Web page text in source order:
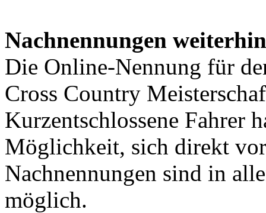
Nachnennungen
Die Online-Nennung für
Cross Country
Kurzentschlossene Fahrer
Möglichkeit, sich direkt
Nachnennungen sind in
möglich.